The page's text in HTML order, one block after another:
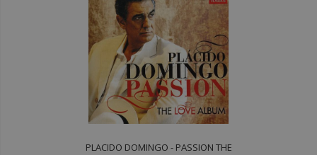
PLACIDO DOMINGO - PASSION THE